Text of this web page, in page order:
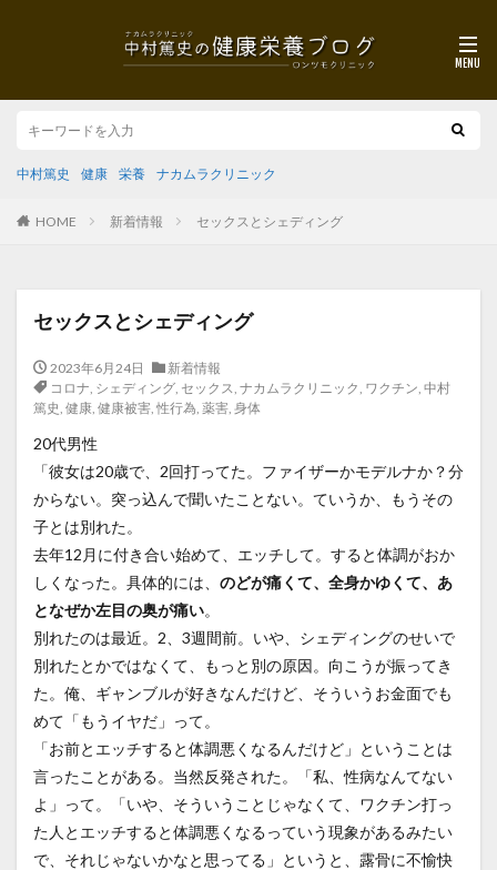
中村篤史 健康 栄養 ナカムラクリニック
HOME 新着情報 セックスとシェディング
セックスとシェディング
2023年6月24日
新着情報
コロナ, シェディング, セックス, ナカムラクリニック, ワクチン, 中村
篤史, 健康, 健康被害, 性行為, 薬害, 身体
20代男性
「彼女は20歳で、2回打ってた。ファイザーかモデルナか？分
からない。突っ込んで聞いたことない。ていうか、もうその
子とは別れた。
去年12月に付き合い始めて、エッチして。すると体調がおか
しくなった。具体的には、 のどが痛くて、全身かゆくて、あ
となぜか左目の奥が痛い。
別れたのは最近。2、3週間前。いや、シェディングのせいで
別れたとかではなくて、もっと別の原因。向こうが振ってき
た。俺、ギャンブルが好きなんだけど、そういうお金面でも
めて「もうイヤだ」って。
「お前とエッチすると体調悪くなるんだけど」ということは
言ったことがある。当然反発された。「私、性病なんてない
よ」って。「いや、そういうことじゃなくて、ワクチン打っ
た人とエッチすると体調悪くなるっていう現象があるみたい
で、それじゃないかなと思ってる」というと、露骨に不愉快